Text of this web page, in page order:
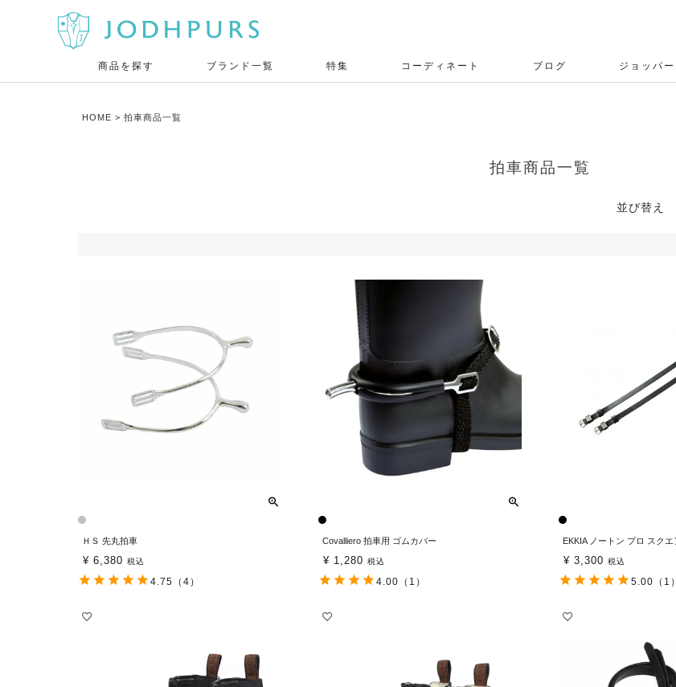
商品を探す ブランド一覧 特集 コーディネート ブログ ジョッパ
HOME 拍車商品一覧
拍車商品一覧
並び替え
ＨＳ 先丸拍車
¥ 6,380 税込
4.75 （4）
Covalliero 拍車用 ゴムカバー
¥ 1,280 税込
4.00 （1）
EKKIA ノートン プロ スクエ
¥ 3,300 税込
5.00 （1）